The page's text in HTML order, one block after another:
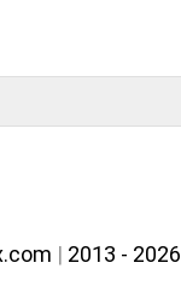
| 2013 - 2026